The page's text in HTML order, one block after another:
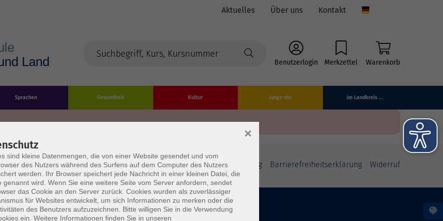
Aktuelles Über uns Kontakt
Benutzerlogin Merkzettel Warenkorb
Sprachen Gesundheit Kultur Junge vhs im Landkreis ...
Impressum Datenschutzerklärung AGB/Widerrufsbelehrung Barrierefreiheitserklärung Widerruf
sind kleine Datenmengen, die von einer Website gesendet und vom
des Nutzers während des Surfens auf dem Computer des Nutzers
werden. Ihr Browser speichert jede Nachricht in einer kleinen Datei, die
genannt wird. Wenn Sie eine weitere Seite vom Server anfordern, sendet
das Cookie an den Server zurück. Cookies wurden als zuverlässiger
für Websites entwickelt, um sich Informationen zu merken oder die
des Benutzers aufzuzeichnen. Bitte willigen Sie in die Verwendung
ein. Weitere Informationen finden Sie in unseren
×